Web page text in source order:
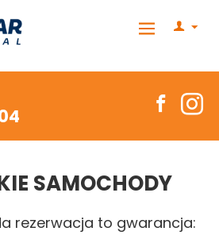
SAMOCHODY
rezerwacja to gwarancja: